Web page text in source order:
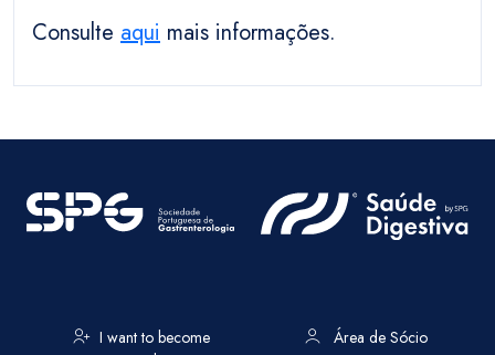
Consulte aqui mais informações.
I want to become
Área de Sócio